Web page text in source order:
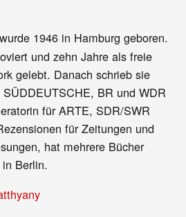
wurde 1946 in Hamburg geboren.
und zehn Jahre als freie
gelebt. Danach schrieb sie
BR und WDR
für ARTE, SDR/SWR
für Zeitungen und
hat mehrere Bücher
Berlin.